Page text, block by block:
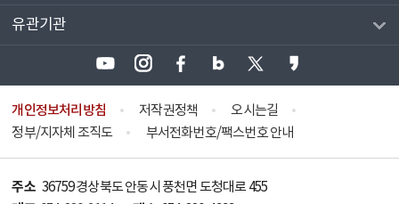
유관기관
개인정보처리방침 저작권정책
오시는길
정부/지자체 조직도
부서전화번호/팩스번호 안내
주소 36759 경상북도 안동시 풍천면 도청대로 455